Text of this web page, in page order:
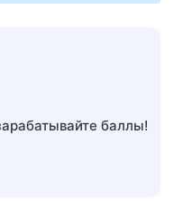
баллы!